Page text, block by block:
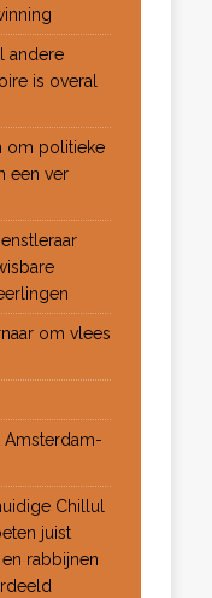
andere
is overal
om politieke
een ver
om vlees
Chillul
juist
rabbijnen